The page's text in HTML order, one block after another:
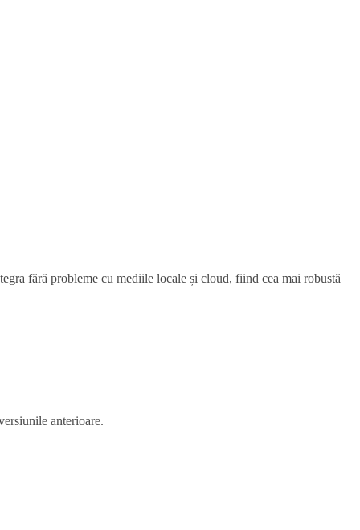
fără probleme cu mediile locale și cloud, fiind cea mai robustă
anterioare.